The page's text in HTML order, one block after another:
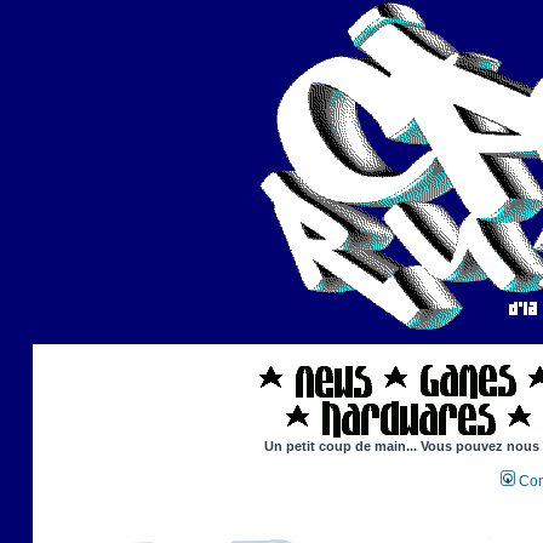
Un petit coup de main... Vous pouvez